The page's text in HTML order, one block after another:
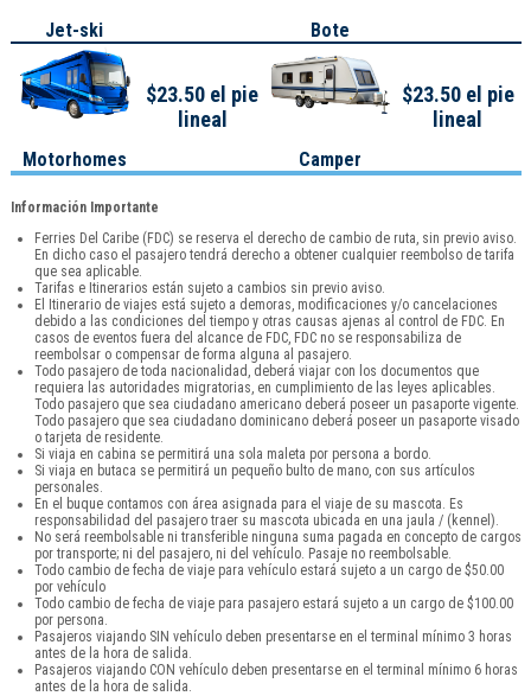
Jet-ski Bote
Motorhomes
$23.50 el pie
lineal
Camper
$23.50 el pie
lineal
Información Importante
Ferries Del Caribe (FDC) se reserva el derecho de cambio de ruta, sin previo aviso.
En dicho caso el pasajero tendrá derecho a obtener cualquier reembolso de tarifa
que sea aplicable.
Tarifas e Itinerarios están sujeto a cambios sin previo aviso.
El Itinerario de viajes está sujeto a demoras, modificaciones y/o cancelaciones
debido a las condiciones del tiempo y otras causas ajenas al control de FDC. En
casos de eventos fuera del alcance de FDC, FDC no se responsabiliza de
reembolsar o compensar de forma alguna al pasajero.
Todo pasajero de toda nacionalidad, deberá viajar con los documentos que
requiera las autoridades migratorias, en cumplimiento de las leyes aplicables.
Todo pasajero que sea ciudadano americano deberá poseer un pasaporte vigente.
Todo pasajero que sea ciudadano dominicano deberá poseer un pasaporte visado
o tarjeta de residente.
Si viaja en cabina se permitirá una sola maleta por persona a bordo.
Si viaja en butaca se permitirá un pequeño bulto de mano, con sus artículos
personales.
En el buque contamos con área asignada para el viaje de su mascota. Es
responsabilidad del pasajero traer su mascota ubicada en una jaula / (kennel).
No será reembolsable ni transferible ninguna suma pagada en concepto de cargos
por transporte; ni del pasajero, ni del vehículo. Pasaje no reembolsable.
Todo cambio de fecha de viaje para vehículo estará sujeto a un cargo de $50.00
por vehículo
Todo cambio de fecha de viaje para pasajero estará sujeto a un cargo de $100.00
por persona.
Pasajeros viajando SIN vehículo deben presentarse en el terminal mínimo 3 horas
antes de la hora de salida.
Pasajeros viajando CON vehículo deben presentarse en el terminal mínimo 6 horas
antes de la hora de salida.